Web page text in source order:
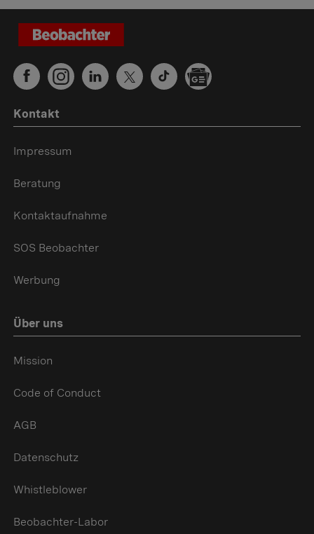
Kontakt
Impressum
Beratung
Kontaktaufnahme
SOS Beobachter
Werbung
Über uns
Mission
Code of Conduct
AGB
Datenschutz
Whistleblower
Beobachter-Labor